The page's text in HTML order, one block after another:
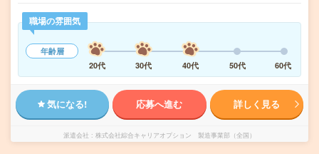
職場の雰囲気
年齢層
20代
30代 40代 50代 60代
気になる! 応募へ進む 詳しく見る
派遣会社 株式会社綜合キャリアオプション 製造事業部（全国）